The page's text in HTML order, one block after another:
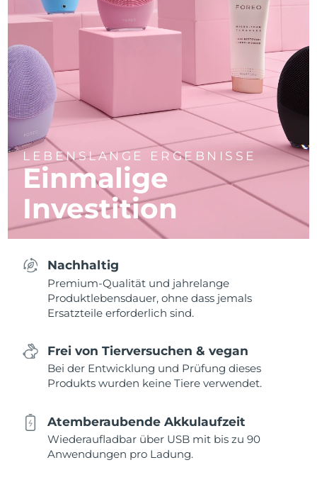
LEBENSLANGE ERGEBNISSE
Einmalige
Investition
Nachhaltig
Premium-Qualität und jahrelange
Produktlebensdauer, ohne dass jemals
Ersatzteile erforderlich sind.
Frei von Tierversuchen & vegan
Bei der Entwicklung und Prüfung dieses
Produkts wurden keine Tiere verwendet.
Atemberaubende Akkulaufzeit
Wiederaufladbar über USB mit bis zu 90
Anwendungen pro Ladung.